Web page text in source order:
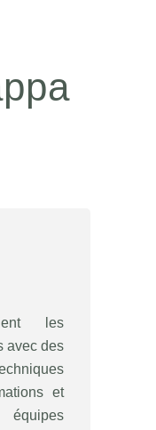
les
avec des
et